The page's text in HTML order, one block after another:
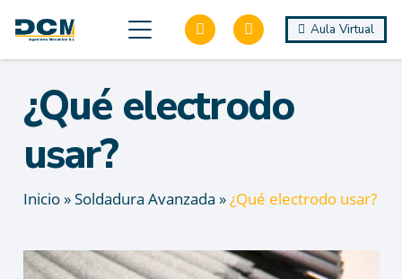
Aula Virtual
¿Qué electrodo
usar?
Inicio»Soldadura Avanzada »¿Qué electrodo usar?